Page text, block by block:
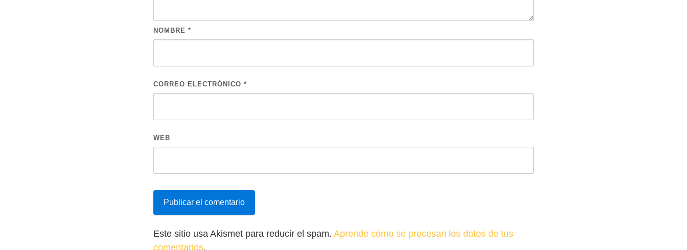
NOMBRE *
CORREO ELECTRÓNICO *
WEB
Este sitio usa Akismet para reducir el spam. Aprende cómo se procesan los datos de tus
comentarios.